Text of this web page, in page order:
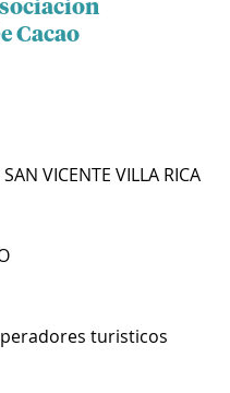
Cacao
VICENTE VILLA RICA
turisticos